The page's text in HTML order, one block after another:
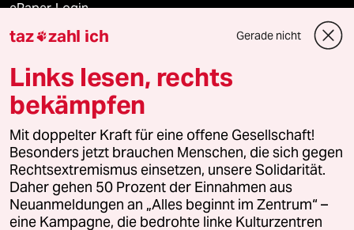
ePaper Login
Downloads für Abonnierende
© 2026 taz Verlags und Vertriebs GmbH
Alle Rechte vorbehalten. Bei rechtlichen Fragen oder für Genehmigungen
wenden Sie sich bitte an lizenzen@taz.de
Feedback Redaktionsstatut Kommune-Richtlinien
taz zahl ich Gerade nicht
Links lesen, rechts
bekämpfen
Mit doppelter Kraft für eine offene Gesellschaft!
Besonders jetzt brauchen Menschen, die sich gegen
Rechtsextremismus einsetzen, unsere Solidarität.
Daher gehen 50 Prozent der Einnahmen aus
Neuanmeldungen an „Alles beginnt im Zentrum“ –
eine Kampagne, die bedrohte linke Kulturzentren